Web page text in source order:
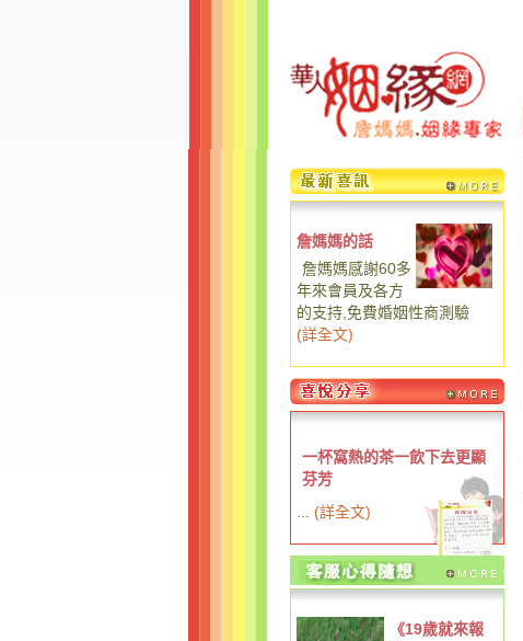
詹媽媽的話
詹媽媽感謝60多
年來會員及各方
的支持,免費婚姻性商測驗
(詳全文)
一杯窩熱的茶一飲下去更顯
芬芳
(詳全文)
《19歲就來報